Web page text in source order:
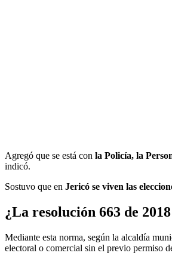
Agregó que se está con la Policía, la
indicó.
Sostuvo que en Jericó se viven las
¿La resolución 663 de
Mediante esta norma, según la alcaldía
electoral o comercial sin el previo permiso